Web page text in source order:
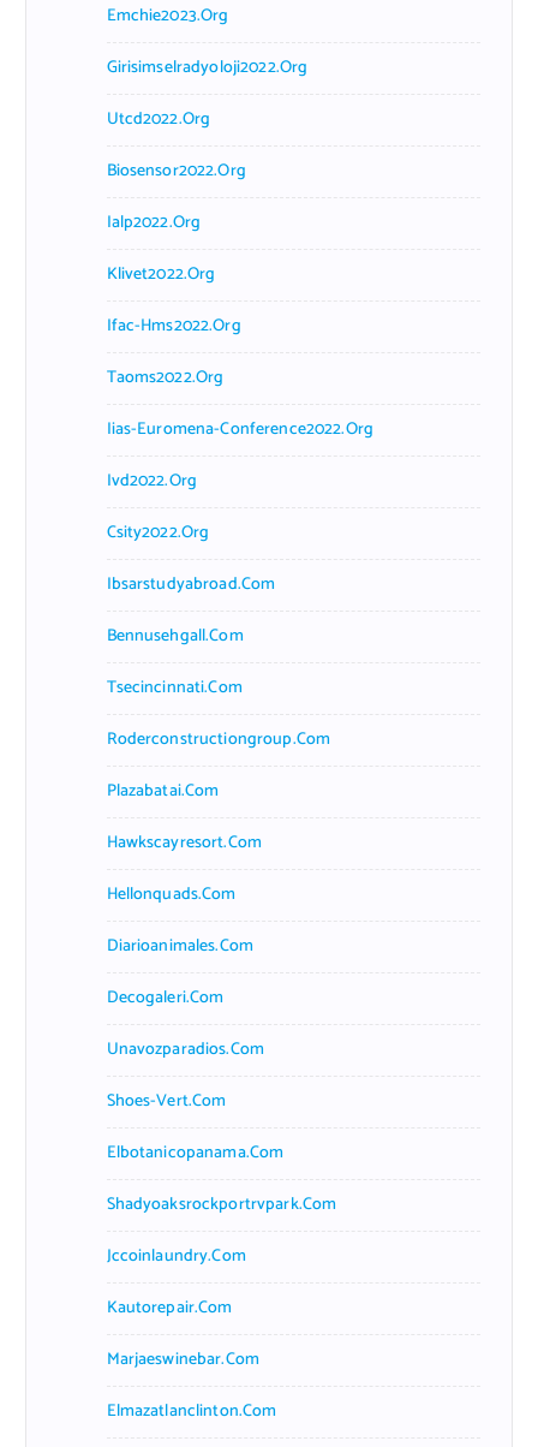
Emchie2023.org
Girisimselradyoloji2022.org
Utcd2022.org
Biosensor2022.org
Ialp2022.org
Klivet2022.org
Ifac-Hms2022.org
Taoms2022.org
Iias-Euromena-Conference2022.org
Ivd2022.org
Csity2022.org
Ibsarstudyabroad.com
Bennusehgall.com
Tsecincinnati.com
Roderconstructiongroup.com
Plazabatai.com
Hawkscayresort.com
Hellonquads.com
Diarioanimales.com
Decogaleri.com
Unavozparadios.com
Shoes-Vert.com
Elbotanicopanama.com
Shadyoaksrockportrvpark.com
Jccoinlaundry.com
Kautorepair.com
Marjaeswinebar.com
Elmazatlanclinton.com